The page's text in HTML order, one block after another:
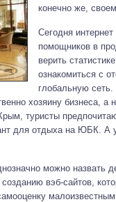
конечно же,
Сегодня
помощников в
верить
ознакомиться с
глобальную
хозяину бизнеса, а
туристы
для отдыха на ЮБК. А
можно назвать
вэб-сайтов,